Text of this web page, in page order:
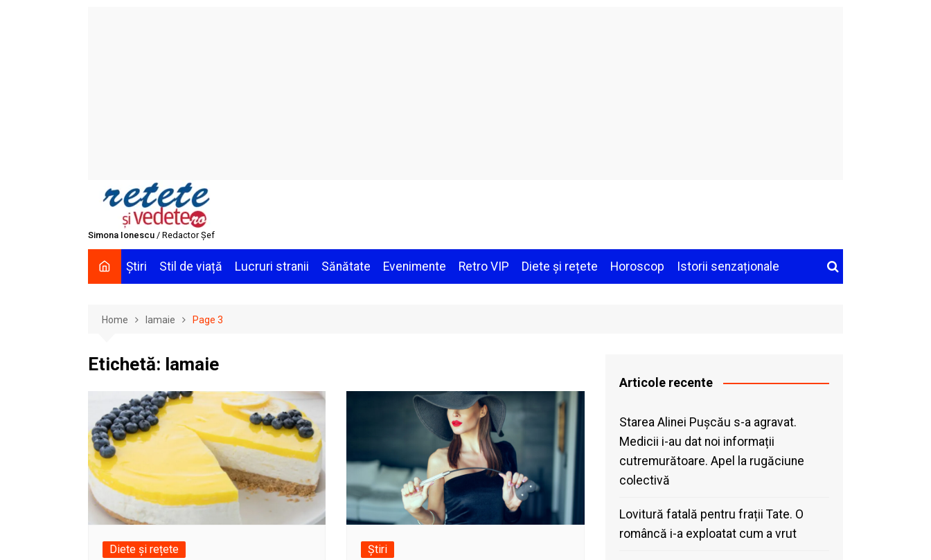
Simona Ionescu / Redactor Șef
Știri Stil de viață Lucruri stranii Sănătate Evenimente Retro VIP Diete și rețete Horoscop Istorii senzaționale
Home lamaie Page 3
Etichetă: lamaie
Diete și rețete Știri
Articole recente
Starea Alinei Pușcău s-a agravat.
Medicii i-au dat noi informații
cutremurătoare. Apel la rugăciune
colectivă
Lovitură fatală pentru frații Tate. O
româncă i-a exploatat cum a vrut